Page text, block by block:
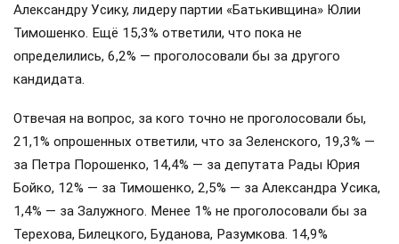
Александру Усику, лидеру партии «Батькивщина» Юлии
Тимошенко. Ещё 15,3% ответили, что пока не
определились, 6,2% — проголосовали бы за другого
кандидата.
Отвечая на вопрос, за кого точно не проголосовали бы,
21,1% опрошенных ответили, что за Зеленского, 19,3% —
за Петра Порошенко, 14,4% — за депутата Рады Юрия
Бойко, 12% — за Тимошенко, 2,5% — за Александра Усика,
1,4% — за Залужного. Менее 1% не проголосовали бы за
Терехова, Билецкого, Буданова, Разумкова. 14,9%